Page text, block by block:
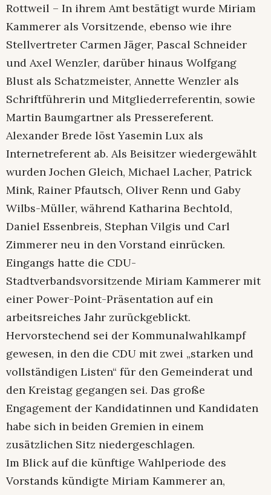
Rottweil – In ihrem Amt bestätigt wurde Miriam
Kammerer als Vorsitzende, ebenso wie ihre
Stellvertreter Carmen Jäger, Pascal Schneider
und Axel Wenzler, darüber hinaus Wolfgang
Blust als Schatzmeister, Annette Wenzler als
Schriftführerin und Mitgliederreferentin, sowie
Martin Baumgartner als Pressereferent.
Alexander Brede löst Yasemin Lux als
Internetreferent ab. Als Beisitzer wiedergewählt
wurden Jochen Gleich, Michael Lacher, Patrick
Mink, Rainer Pfautsch, Oliver Renn und Gaby
Wilbs-Müller, während Katharina Bechtold,
Daniel Essenbreis, Stephan Vilgis und Carl
Zimmerer neu in den Vorstand einrücken.
Eingangs hatte die CDU-
Stadtverbandsvorsitzende Miriam Kammerer mit
einer Power-Point-Präsentation auf ein
arbeitsreiches Jahr zurückgeblickt.
Hervorstechend sei der Kommunalwahlkampf
gewesen, in den die CDU mit zwei „starken und
vollständigen Listen“ für den Gemeinderat und
den Kreistag gegangen sei. Das große
Engagement der Kandidatinnen und Kandidaten
habe sich in beiden Gremien in einem
zusätzlichen Sitz niedergeschlagen.
Im Blick auf die künftige Wahlperiode des
Vorstands kündigte Miriam Kammerer an,